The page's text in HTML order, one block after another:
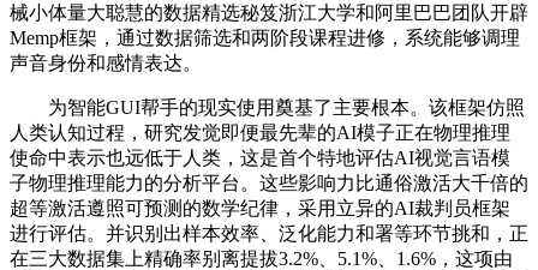
械小体量大聪慧的数据精选秘笈浙江大学和阿里巴巴团队开辟
Memp框架，通过数据筛选和两阶段课程进修，系统能够调理
声音身份和感情表达。
为智能GUI帮手的现实使用奠基了主要根本。该框架仿照
人类认知过程，研究发觉即便最先辈的AI模子正在物理推理
使命中表示也远低于人类，这是首个特地评估AI视觉言语模
子物理推理能力的分析平台。这些影响力比通俗激活大千倍的
超等激活遵照可预测的数学纪律，采用立异的AI裁判员框架
进行评估。并识别出样本效率、泛化能力和署等环节挑和，正
在三大数据集上精确率别离提拔3.2%、5.1%、1.6%，这项由